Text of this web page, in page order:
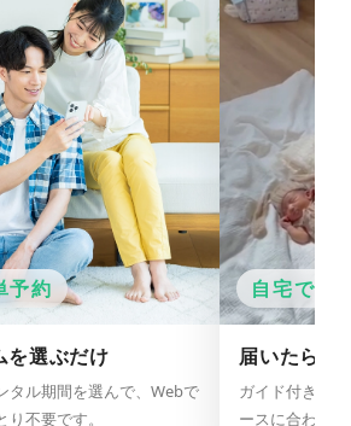
予約
を選ぶだけ
タル期間を選んで、Webで
不要です。
自宅でか
届いたらそ
ガイド付きで
ースに合わせ